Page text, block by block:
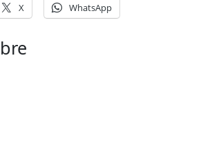
X WhatsApp